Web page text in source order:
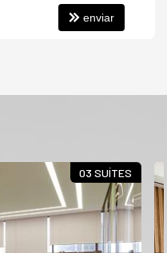
enviar
03 SUÍTES